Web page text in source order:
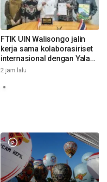
FTIK UIN Walisongo jalin
kerja sama kolaborasiriset
internasional dengan Yala
Rajabhat University Thailand
2 jam lalu